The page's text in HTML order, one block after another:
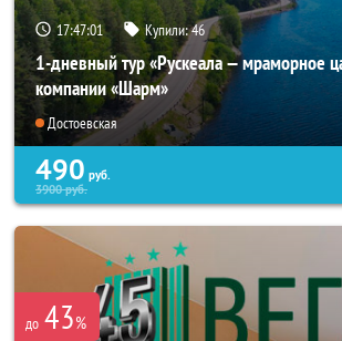
17:46:57 Купили:46
1-дневный тур «Рускеала — мраморное
компании «Шарм»
Достоевская
490 руб.
3900руб.
до 43%